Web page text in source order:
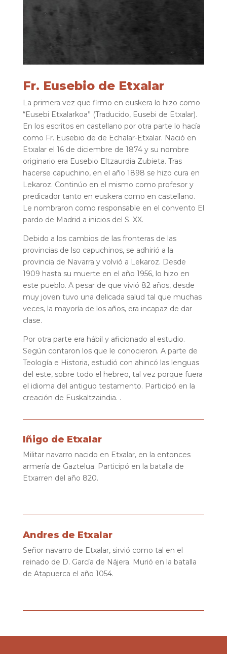
Fr. Eusebio de Etxalar
La primera vez que firmo en euskera lo hizo como
“Eusebi Etxalarkoa” (Traducido, Eusebi de Etxalar).
En los escritos en castellano por otra parte lo hacía
como Fr. Eusebio de de Echalar-Etxalar. Nació en
Etxalar el 16 de diciembre de 1874 y su nombre
originario era Eusebio Eltzaurdia Zubieta. Tras
hacerse capuchino, en el año 1898 se hizo cura en
Lekaroz. Continúo en el mismo como profesor y
predicador tanto en euskera como en castellano.
Le nombraron como responsable en el convento El
pardo de Madrid a inicios del S. XX.
Debido a los cambios de las fronteras de las
provincias de lso capuchinos, se adhirió a la
provincia de Navarra y volvió a Lekaroz. Desde
1909 hasta su muerte en el año 1956, lo hizo en
este pueblo. A pesar de que vivió 82 años, desde
muy joven tuvo una delicada salud tal que muchas
veces, la mayoría de los años, era incapaz de dar
clase.
Por otra parte era hábil y aficionado al estudio.
Según contaron los que le conocieron. A parte de
Teología e Historia, estudió con ahincó las lenguas
del este, sobre todo el hebreo, tal vez porque fuera
el idioma del antiguo testamento. Participó en la
creación de Euskaltzaindia. .
Iñigo de Etxalar
Militar navarro nacido en Etxalar, en la entonces
armería de Gaztelua. Participó en la batalla de
Etxarren del año 820.
Andres de Etxalar
Señor navarro de Etxalar, sirvió como tal en el
reinado de D. García de Nájera. Murió en la batalla
de Atapuerca el año 1054.